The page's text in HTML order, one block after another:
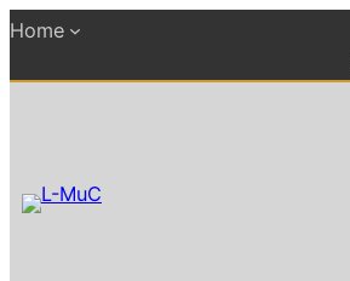
Zum
springen
Home